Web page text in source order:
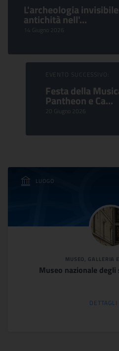
L'archeologia
antichità nell'...
14 Giugno 2026
EVENTO SUCCESSIVO:
Festa della
Pantheon e Ca...
20 Giugno 2026
LUOGO
MUSEO, GALLERIA
Museo nazionale
DETTAGLI